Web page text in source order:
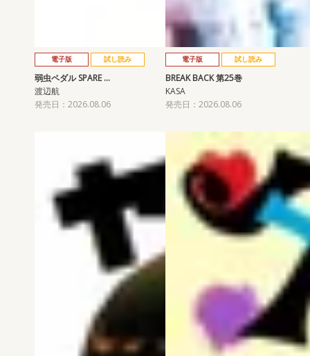
電子版 試し読み
弱虫ペダル SPARE …
渡辺航
発売日：2026.08.06
電子版 試し読み
BREAK BACK 第25巻
KASA
発売日：2026.08.06